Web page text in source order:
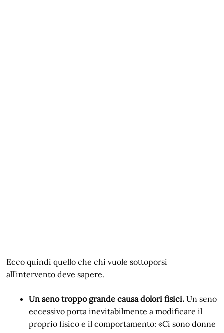
Ecco quindi quello che chi vuole sottoporsi
all’intervento deve sapere.
Un seno troppo grande causa dolori fisici. Un seno
eccessivo porta inevitabilmente a modificare il
proprio fisico e il comportamento: «Ci sono donne